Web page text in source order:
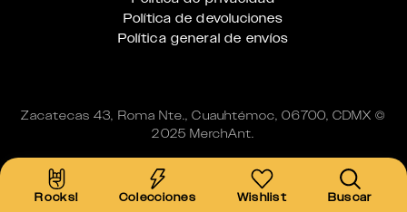
Rocks! Colecciones Wishlist Buscar
Política de devoluciones
Política general de envíos
Zacatecas 43, Roma Nte., Cuauhtémoc, 06700, CDMX ©
2025 MerchAnt.